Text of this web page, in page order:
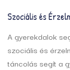
Szociális és
A gyerekdalok
szociális és
táncolás segít a